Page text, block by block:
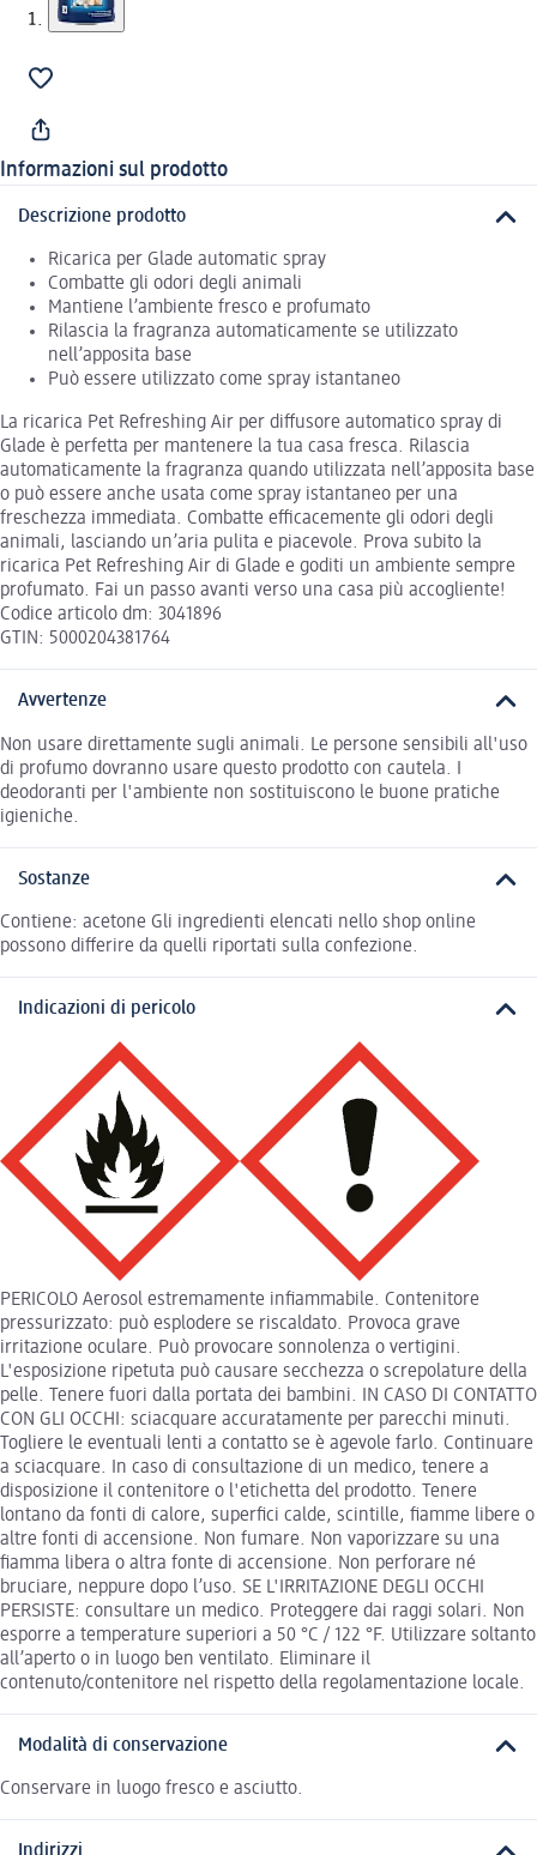
Informazioni sul prodotto
Descrizione prodotto
Ricarica per Glade automatic spray
Combatte gli odori degli animali
Mantiene l’ambiente fresco e profumato
Rilascia la fragranza automaticamente se utilizzato
nell’apposita base
Può essere utilizzato come spray istantaneo
La ricarica Pet Refreshing Air per diffusore automatico spray di
Glade è perfetta per mantenere la tua casa fresca. Rilascia
automaticamente la fragranza quando utilizzata nell’apposita base
o può essere anche usata come spray istantaneo per una
freschezza immediata. Combatte efficacemente gli odori degli
animali, lasciando un’aria pulita e piacevole. Prova subito la
ricarica Pet Refreshing Air di Glade e goditi un ambiente sempre
profumato. Fai un passo avanti verso una casa più accogliente!
Codice articolo dm: 3041896
GTIN: 5000204381764
Avvertenze
Non usare direttamente sugli animali. Le persone sensibili all'uso
di profumo dovranno usare questo prodotto con cautela. I
deodoranti per l'ambiente non sostituiscono le buone pratiche
igieniche.
Sostanze
Contiene: acetone Gli ingredienti elencati nello shop online
possono differire da quelli riportati sulla confezione.
Indicazioni di pericolo
PERICOLO Aerosol estremamente infiammabile. Contenitore
pressurizzato: può esplodere se riscaldato. Provoca grave
irritazione oculare. Può provocare sonnolenza o vertigini.
L'esposizione ripetuta può causare secchezza o screpolature della
pelle. Tenere fuori dalla portata dei bambini. IN CASO DI CONTATTO
CON GLI OCCHI: sciacquare accuratamente per parecchi minuti.
Togliere le eventuali lenti a contatto se è agevole farlo. Continuare
a sciacquare. In caso di consultazione di un medico, tenere a
disposizione il contenitore o l'etichetta del prodotto. Tenere
lontano da fonti di calore, superfici calde, scintille, fiamme libere o
altre fonti di accensione. Non fumare. Non vaporizzare su una
fiamma libera o altra fonte di accensione. Non perforare né
bruciare, neppure dopo l’uso. SE L'IRRITAZIONE DEGLI OCCHI
PERSISTE: consultare un medico. Proteggere dai raggi solari. Non
esporre a temperature superiori a 50 °C / 122 °F. Utilizzare soltanto
all’aperto o in luogo ben ventilato. Eliminare il
contenuto/contenitore nel rispetto della regolamentazione locale.
Modalità di conservazione
Conservare in luogo fresco e asciutto.